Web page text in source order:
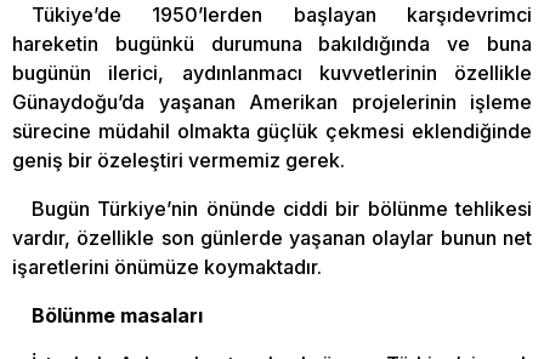
Tükiye’de 1950’lerden başlayan karşıdevrimci
hareketin bugünkü durumuna bakıldığında ve buna
bugünün ilerici, aydınlanmacı kuvvetlerinin özellikle
Günaydoğu’da yaşanan Amerikan projelerinin işleme
sürecine müdahil olmakta güçlük çekmesi eklendiğinde
geniş bir özeleştiri vermemiz gerek.
Bugün Türkiye’nin önünde ciddi bir bölünme tehlikesi
vardır, özellikle son günlerde yaşanan olaylar bunun net
işaretlerini önümüze koymaktadır.
Bölünme masaları